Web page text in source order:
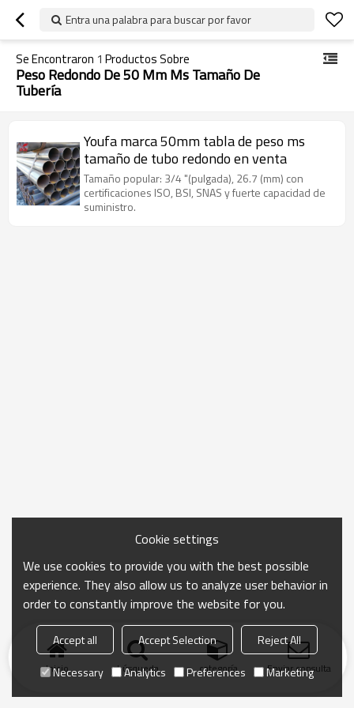
Entra una palabra para buscar por favor
Se Encontraron 1 Productos Sobre
Peso Redondo De 50 Mm Ms Tamaño De
Tubería
Youfa marca 50mm tabla de peso ms
tamaño de tubo redondo en venta
Tamaño popular: 3/4 "(pulgada), 26.7 (mm) con
certificaciones ISO, BSI, SNAS y fuerte capacidad de
suministro.
Inicio búsqueda categoría Enviar consulta
Cookie settings
We use cookies to provide you with the best possible
experience. They also allow us to analyze user behavior in
order to constantly improve the website for you.
Accept all Accept Selection
Reject All
Necessary
Analytics Preferences Marketing